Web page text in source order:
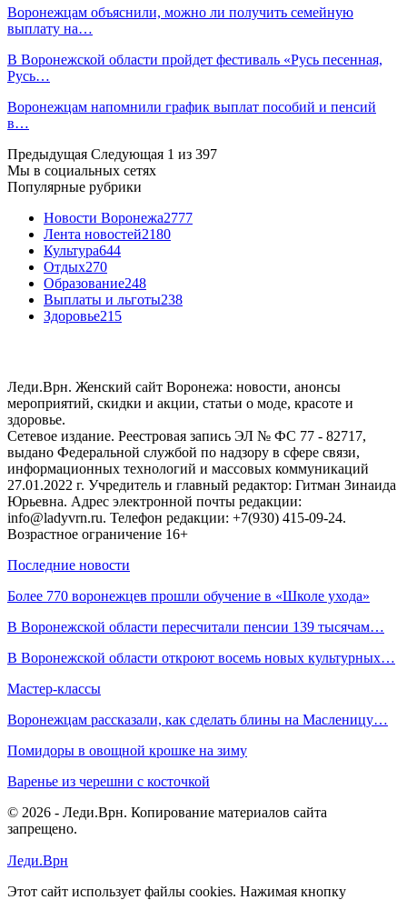
Воронежцам объяснили, можно ли получить семейную
выплату на…
В Воронежской области пройдет фестиваль «Русь песенная,
Русь…
Воронежцам напомнили график выплат пособий и пенсий
в…
Предыдущая Следующая 1 из 397
Мы в социальных сетях
Популярные рубрики
Новости Воронежа2777
Лента новостей2180
Культура644
Отдых270
Образование248
Выплаты и льготы238
Здоровье215
Леди.Врн. Женский сайт Воронежа: новости, анонсы
мероприятий, скидки и акции, статьи о моде, красоте и
здоровье.
Сетевое издание. Реестровая запись ЭЛ № ФС 77 - 82717,
выдано Федеральной службой по надзору в сфере связи,
информационных технологий и массовых коммуникаций
27.01.2022 г. Учредитель и главный редактор: Гитман Зинаида
Юрьевна. Адрес электронной почты редакции:
info@ladyvrn.ru. Телефон редакции: +7(930) 415-09-24.
Возрастное ограничение 16+
Последние новости
Более 770 воронежцев прошли обучение в «Школе ухода»
В Воронежской области пересчитали пенсии 139 тысячам…
В Воронежской области откроют восемь новых культурных…
Мастер-классы
Воронежцам рассказали, как сделать блины на Масленицу…
Помидоры в овощной крошке на зиму
Варенье из черешни с косточкой
© 2026 - Леди.Врн. Копирование материалов сайта
запрещено.
Леди.Врн
Этот сайт использует файлы cookies. Нажимая кнопку